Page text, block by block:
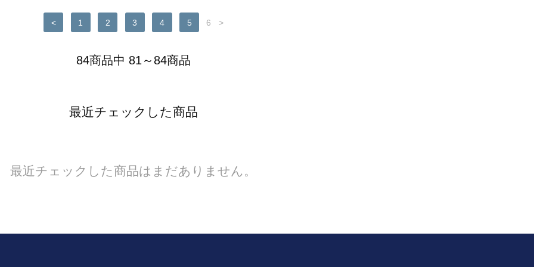
< 1 2 3 4 5 6 >
84商品中 81～84商品
最近チェックした商品
最近チェックした商品はまだありません。